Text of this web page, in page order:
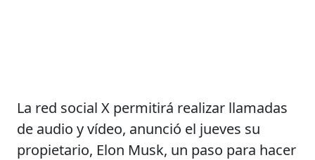
La red social X permitirá realizar llamadas
de audio y vídeo, anunció el jueves su
propietario, Elon Musk, un paso para hacer